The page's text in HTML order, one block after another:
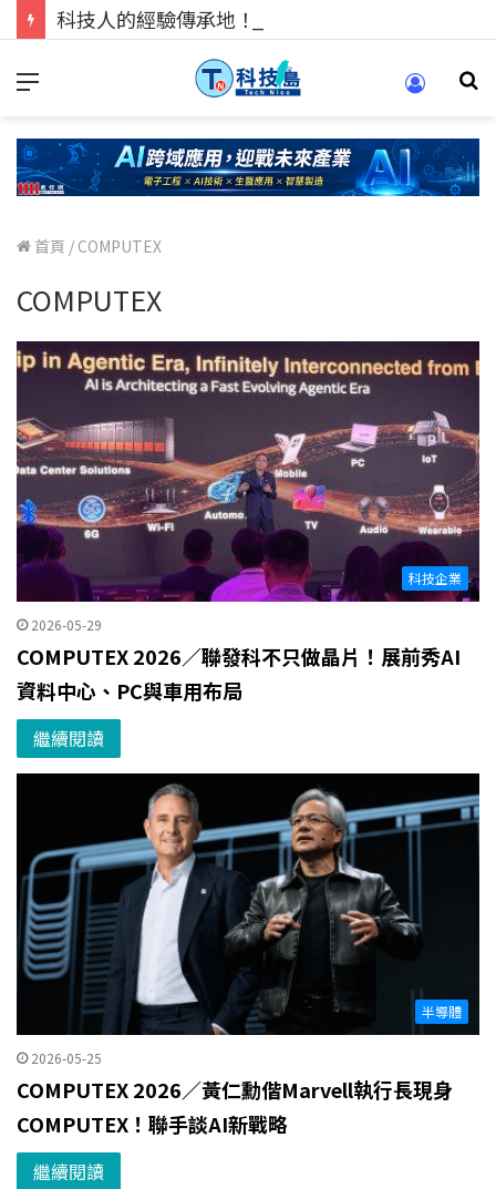
首頁 / COMPUTEX
COMPUTEX
科技企業
2026-05-29
COMPUTEX 2026／聯發科不只做晶片！展前秀AI
資料中心、PC與車用布局
繼續閱讀
半導體
2026-05-25
COMPUTEX 2026／黃仁勳偕Marvell執行長現身
COMPUTEX！聯手談AI新戰略
繼續閱讀